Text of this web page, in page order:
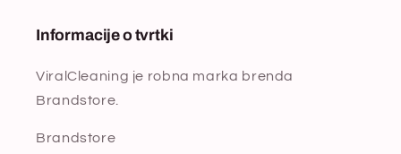
Informacije o tvrtki
ViralCleaning je robna marka brenda
Brandstore.
Brandstore